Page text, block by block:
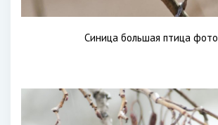
Синица большая птица фото